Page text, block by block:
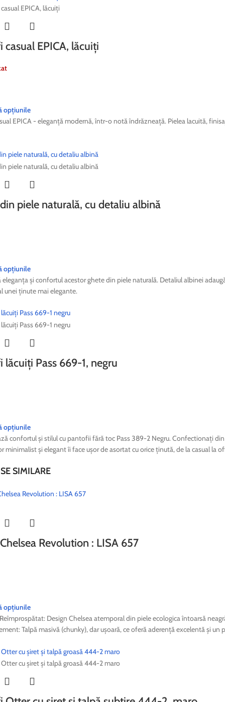
casual EPICA, lăcuiți
opțiunile
EPICA - eleganță modernă, într-o notă îndrăzneață. Pielea lacuită,
piele naturală, cu detaliu albină
opțiunile
eleganța și confortul acestor ghete din piele naturală. Detaliul albinei
unei ținute mai elegante.
lăcuiți Pass 669-1, negru
opțiunile
confortul și stilul cu pantofii fără toc Pass 389-2 Negru. Confectionați
minimalist și elegant îi face ușor de asortat cu orice ținută, de la casual la
SIMILARE
Revolution : LISA 657
opțiunile
Design Chelsea atemporal din piele ecologica întoarsă
Talpă masivă (chunky), dar ușoară, ce oferă aderență excelentă și